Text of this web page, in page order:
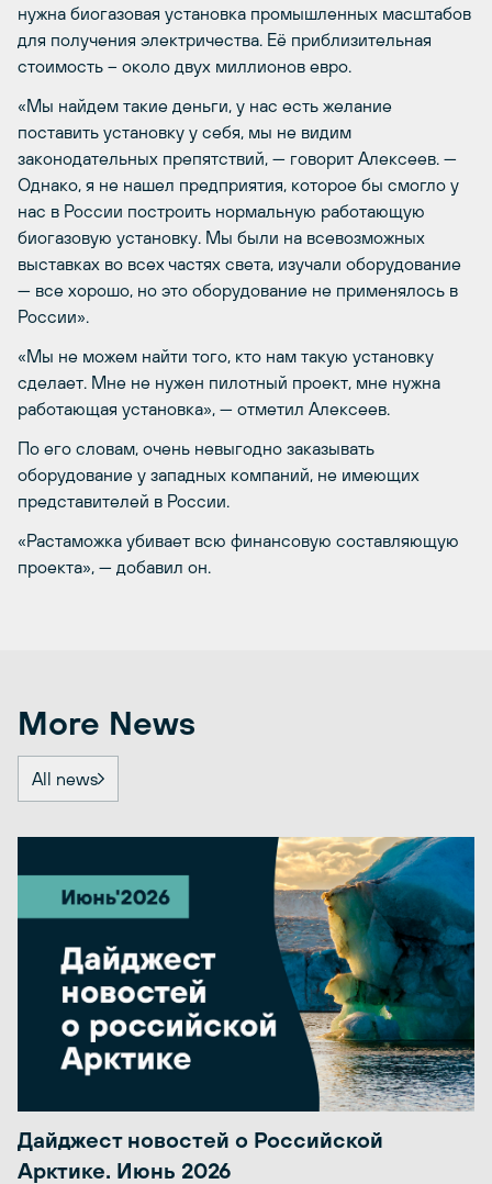
нужна биогазовая установка промышленных масштабов
для получения электричества. Её приблизительная
стоимость – около двух миллионов евро.
«Мы найдем такие деньги, у нас есть желание
поставить установку у себя, мы не видим
законодательных препятствий, — говорит Алексеев. —
Однако, я не нашел предприятия, которое бы смогло у
нас в России построить нормальную работающую
биогазовую установку. Мы были на всевозможных
выставках во всех частях света, изучали оборудование
— все хорошо, но это оборудование не применялось в
России».
«Мы не можем найти того, кто нам такую установку
сделает. Мне не нужен пилотный проект, мне нужна
работающая установка», — отметил Алексеев.
По его словам, очень невыгодно заказывать
оборудование у западных компаний, не имеющих
представителей в России.
«Растаможка убивает всю финансовую составляющую
проекта», — добавил он.
More News
All news
Дайджест новостей о Российской
Арктике. Июнь 2026